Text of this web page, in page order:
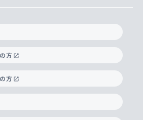
ル学部
間学
ンス
センター
ーバル教育
育センター
ぶ
研究所
コンサーン研究所
・自由課題研究
る法令・研究費の使用について
グラム
活動
びのコミュニティ
談
防止の取り組み
ポート
支援プログラム
ト
特別研究生・国費留学生
大学から上智大学で学ぶ)
ッセージ
紹介
念
革
ゲージメント
れた世界の知性
ーシャルメディア
方
方